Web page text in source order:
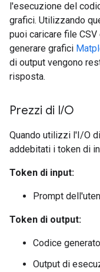
l'esecuzione del
grafici. Utilizzando
puoi caricare file
generare grafici
di output vengono
risposta.
Prezzi di I/O
Quando utilizzi l'I/O
addebitati i token di
Token di input:
Prompt
Token di output:
Codice
Output di